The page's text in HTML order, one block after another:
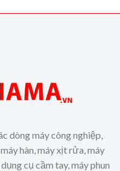
dòng máy công nghiệp,
hàn, máy xịt rửa, máy
cụ cầm tay, máy phun